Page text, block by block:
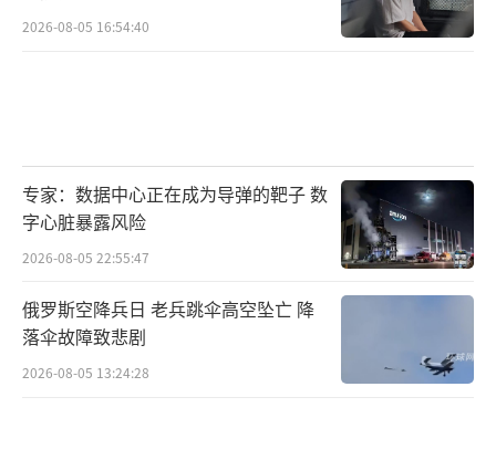
2026-08-05 16:54:40
专家：数据中心正在成为导弹的靶子 数
字心脏暴露风险
2026-08-05 22:55:47
俄罗斯空降兵日 老兵跳伞高空坠亡 降
落伞故障致悲剧
2026-08-05 13:24:28